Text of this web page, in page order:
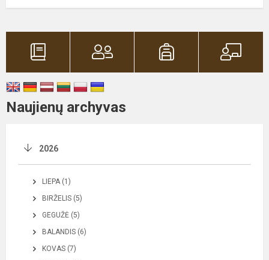
Naujienų archyvas
2026
LIEPA (1)
BIRŽELIS (5)
GEGUŽĖ (5)
BALANDIS (6)
KOVAS (7)